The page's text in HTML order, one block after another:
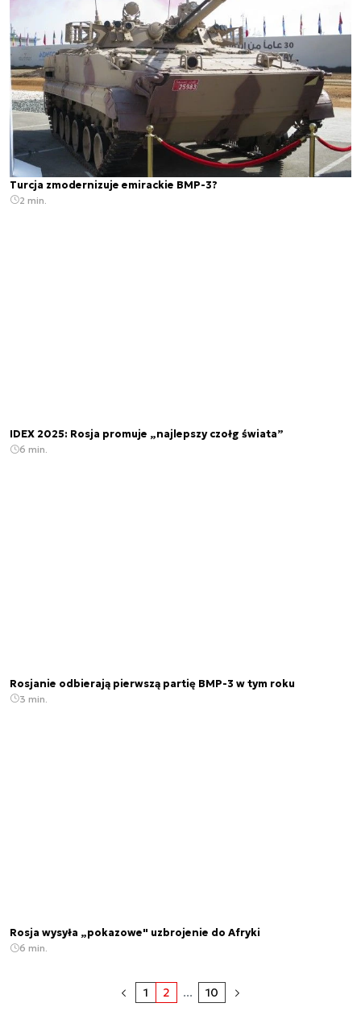
Turcja zmodernizuje emirackie BMP-3?
2 min.
IDEX 2025: Rosja promuje „najlepszy czołg świata”
6 min.
Rosjanie odbierają pierwszą partię BMP-3 w tym roku
3 min.
Rosja wysyła „pokazowe" uzbrojenie do Afryki
6 min.
1 2 ... 10